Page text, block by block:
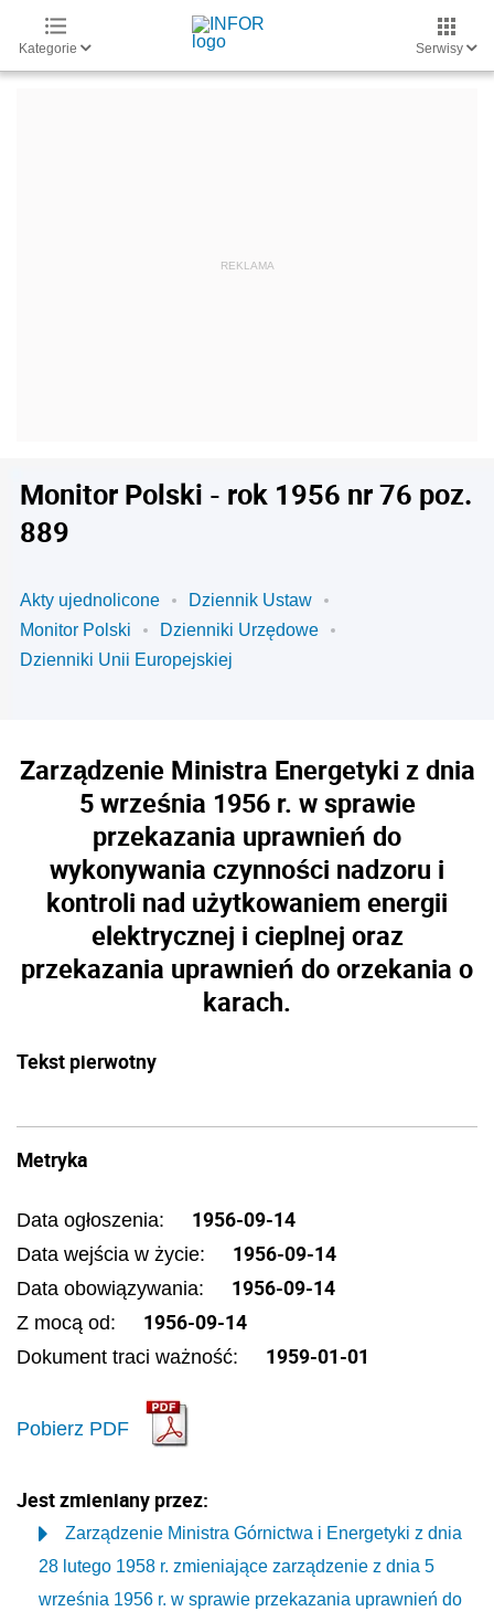
Kategorie Serwisy
Monitor Polski - rok 1956 nr 76 poz.
889
Akty ujednolicone
Dziennik Ustaw
Monitor Polski
Dzienniki Urzędowe
Dzienniki Unii Europejskiej
Zarządzenie Ministra Energetyki z dnia
5 września 1956 r. w sprawie
przekazania uprawnień do
wykonywania czynności nadzoru i
kontroli nad użytkowaniem energii
elektrycznej i cieplnej oraz
przekazania uprawnień do orzekania o
karach.
Tekst pierwotny
Metryka
Data ogłoszenia: 1956-09-14
Data wejścia w życie: 1956-09-14
Data obowiązywania: 1956-09-14
Z mocą od: 1956-09-14
Dokument traci ważność: 1959-01-01
Pobierz PDF
Jest zmieniany przez:
Zarządzenie Ministra Górnictwa i Energetyki z dnia
28 lutego 1958 r. zmieniające zarządzenie z dnia 5
września 1956 r. w sprawie przekazania uprawnień do